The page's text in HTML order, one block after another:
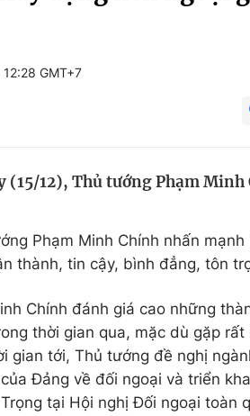
cuộc sống
Tuyển
GMT+7
(15/12), Thủ tướng Phạm
Phạm Minh Chính nhấn mạnh
thành, tin cậy, bình đẳng, tôn
Chính đánh giá cao những
thời gian qua, mặc dù gặp
gian tới, Thủ tướng đề nghị
Đảng về đối ngoại và triển
tại Hội nghị Đối ngoại toàn